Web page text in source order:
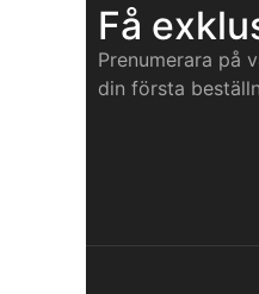
Få
Prenumerara på
din första